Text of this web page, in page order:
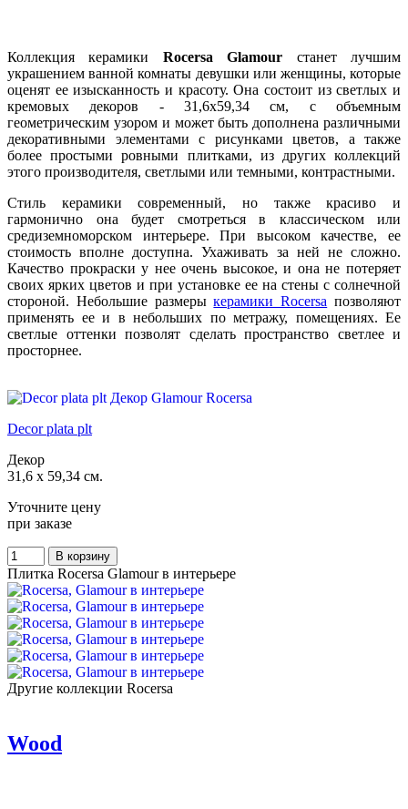
Коллекция керамики Rocersa Glamour станет лучшим
украшением ванной комнаты девушки или женщины, которые
оценят ее изысканность и красоту. Она состоит из светлых и
кремовых декоров - 31,6х59,34 см, с объемным
геометрическим узором и может быть дополнена различными
декоративными элементами с рисунками цветов, а также
более простыми ровными плитками, из других коллекций
этого производителя, светлыми или темными, контрастными.
Стиль керамики современный, но также красиво и
гармонично она будет смотреться в классическом или
средиземноморском интерьере. При высоком качестве, ее
стоимость вполне доступна. Ухаживать за ней не сложно.
Качество прокраски у нее очень высокое, и она не потеряет
своих ярких цветов и при установке ее на стены с солнечной
стороной. Небольшие размерыкерамики Rocersa позволяют
применять ее и в небольших по метражу, помещениях. Ее
светлые оттенки позволят сделать пространство светлее и
просторнее.
Decor plata plt
Декор
31,6 x 59,34 см.
Уточните цену
при заказе
Плитка Rocersa Glamour в интерьере
Другие коллекции Rocersa
Wood